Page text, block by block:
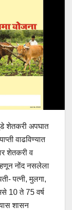
शेतकरी अपघात
वाढविण्यात
शेतकरी व
नोंद नसलेला
पत्नी, मुलगा,
10 ते 75 वर्ष
शासन